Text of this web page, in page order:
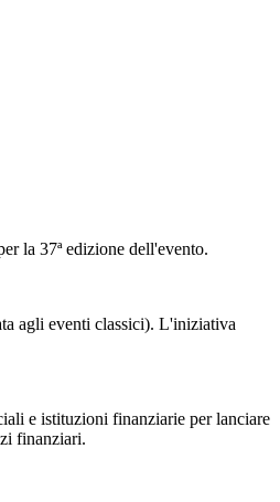
la 37ª edizione dell'evento.
agli eventi classici). L'iniziativa
e istituzioni finanziarie per lanciare
finanziari.